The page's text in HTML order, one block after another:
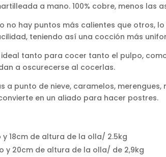
a mano. 100% cobre, menos las
no hay puntos más calientes que otros,
teniendo así una cocción más
tanto para cocer tanto el pulpo,
a oscurecerse al cocerlas.
punto de nieve, caramelos, merengues,
en un aliado para hacer postres.
18cm de altura de la olla/ 2.5kg
y 20cm de altura de la olla/ de 2,9kg